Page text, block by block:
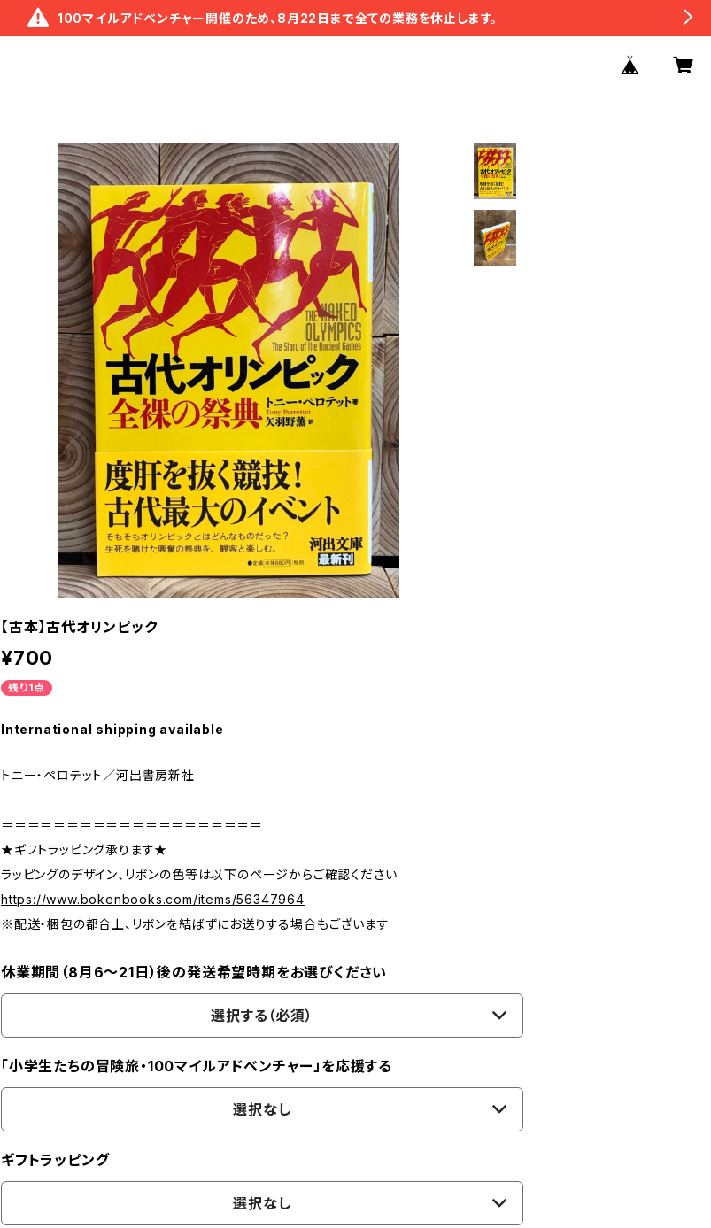
100マイルアドベンチャー開催のため、8月22日まで全ての業務を休止します。
【古本】古代オリンピック
¥700
残り1点
International shipping available
トニー・ペロテット／河出書房新社
＝＝＝＝＝＝＝＝＝＝＝＝＝＝＝＝＝＝＝＝
★ギフトラッピング承ります★
ラッピングのデザイン、リボンの色等は以下のページからご確認ください
https://www.bokenbooks.com/items/56347964
※配送・梱包の都合上、リボンを結ばずにお送りする場合もございます
休業期間（8月6〜21日）後の発送希望時期をお選びください
選択する（必須）
「小学生たちの冒険旅・100マイルアドベンチャー」を応援する
選択なし
ギフトラッピング
選択なし